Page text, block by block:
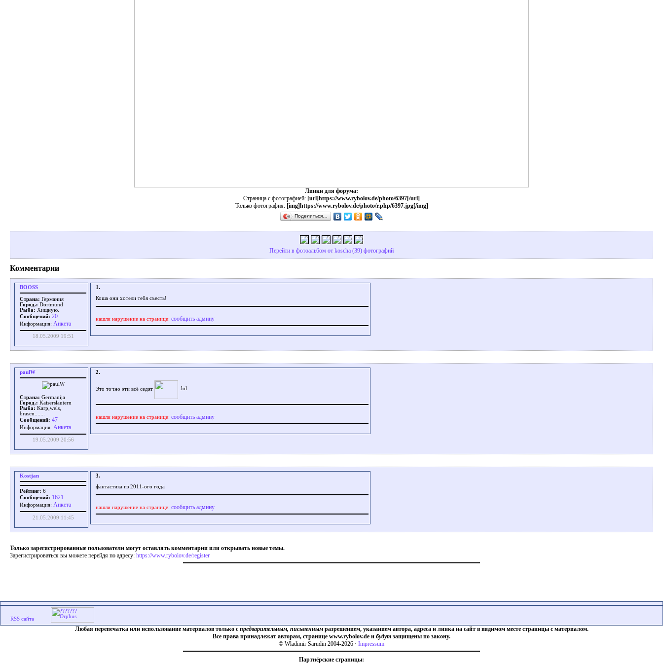
Линки для форума:
Страница с фотографией: [url]https://www.rybolov.de/photo/6397[/url]
Только фотография: [img]https://www.rybolov.de/photo/r.php/6397.jpg[/img]
Поделиться…
Перейти в фотоальбом от koscha (39) фотографий
Комментарии
BOOSS
Страна: Германия
Город.: Dortmund
Рыба: Хищную.
Сообщений: 20
Информация: Aнкета
18.05.2009 19:51
1.
Коша они хотели тебя съесть!
нашли нарушение на странице: сообщить админу
paulW
Страна: Germanija
Город.: Kaiserslautern
Рыба: Karp,wels,
brasen.......
Сообщений: 47
Информация: Aнкета
19.05.2009 20:56
2.
Это точно эти всё седят
нашли нарушение на странице: сообщить админу
Kostjan
Рейтинг: 6
Сообщений: 1621
Информация: Aнкета
21.05.2009 11:45
3.
фантастика из 2011-ого года
нашли нарушение на странице: сообщить админу
Только зарегистрированные пользователи могут оставлять комментарии или открывать новые темы.
Зарегистрироваться вы можете перейдя по адресу: https://www.rybolov.de/register
Любая перепечатка или использование материалов только с предварительным, письменнымразрешением, указанием автора, адреса и линка на сайт в видимом месте страницы с материалом.
Все права принадлежат авторам, странице www.rybolov.de и будут защищены по закону.
© Wladimir Sarudin 2004-2026 · Impressum
Партнёрские страницы: